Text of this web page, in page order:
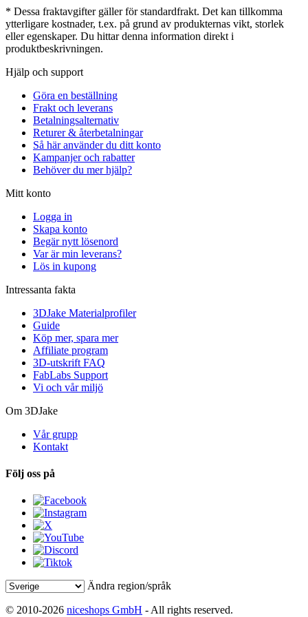
* Dessa fraktavgifter gäller för standardfrakt. Det kan tillkomma
ytterligare kostnader, t.ex. på grund av produkternas vikt, storlek
eller egenskaper. Du hittar denna information direkt i
produktbeskrivningen.
Hjälp och support
Göra en beställning
Frakt och leverans
Betalningsalternativ
Returer & återbetalningar
Så här använder du ditt konto
Kampanjer och rabatter
Behöver du mer hjälp?
Mitt konto
Logga in
Skapa konto
Begär nytt lösenord
Var är min leverans?
Lös in kupong
Intressanta fakta
3DJake Materialprofiler
Guide
Köp mer, spara mer
Affiliate program
3D-utskrift FAQ
FabLabs Support
Vi och vår miljö
Om 3DJake
Vår grupp
Kontakt
Följ oss på
Ändra region/språk
© 2010-2026 niceshops GmbH - All rights reserved.